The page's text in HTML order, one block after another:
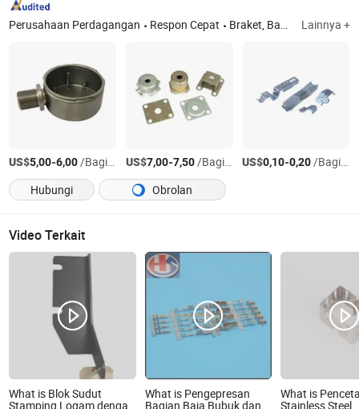
Perusahaan Perdagangan Respon Cepat Braket, Bagian Stamping, Klip Pelana, Klip Pegas, Grate Logam Lainnya +
US$5,00-6,00/Bagian US$7,00-7,50/Bagian US$0,10-0,20/Bagian
Hubungi
Obrolan
Video Terkait
What is Blok Sudut
Stamping Logam dengan
What is Pengepresan
Bagian Baja Bubuk dan
What is
Stainless Steel